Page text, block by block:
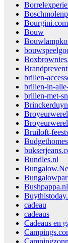
Bourgini.com
Bouw
brillen-
brillen-in-
brillen-met-
Bruiloft-
Bundles.nl
Bushpappa.nl
cadeau
cadeaus
Cadeaus en